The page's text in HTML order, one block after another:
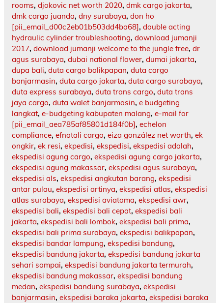
rooms, djokovic net worth 2020, dmk cargo jakarta,
dmk cargo juanda, dny surabaya, don ho
[pii_email_d00c2eb01b503dd4ba68], double acting
hydraulic cylinder troubleshooting, download jumanji
2017, download jumanji welcome to the jungle free, dr
agus surabaya, dubai national flower, dumai jakarta,
dupa bali, duta cargo balikpapan, duta cargo
banjarmasin, duta cargo jakarta, duta cargo surabaya,
duta express surabaya, duta trans cargo, duta trans
jaya cargo, duta walet banjarmasin, e budgeting
langkat, e-budgeting kabupaten malang, e-mail for
[pii_email_aea785af85801d184f0b], echelon
compliance, efnatali cargo, eiza gonzález net worth, ek
ongkir, ek resi, ekpedisi, ekspedisi, ekspedisi adalah,
ekspedisi agung cargo, ekspedisi agung cargo jakarta,
ekspedisi agung makassar, ekspedisi agus surabaya,
ekspedisi als, ekspedisi angkutan barang, ekspedisi
antar pulau, ekspedisi artinya, ekspedisi atlas, ekspedisi
atlas surabaya, ekspedisi aviatama, ekspedisi awr,
ekspedisi bali, ekspedisi bali cepat, ekspedisi bali
jakarta, ekspedisi bali lombok, ekspedisi bali prima,
ekspedisi bali prima surabaya, ekspedisi balikpapan,
ekspedisi bandar lampung, ekspedisi bandung,
ekspedisi bandung jakarta, ekspedisi bandung jakarta
sehari sampai, ekspedisi bandung jakarta termurah,
ekspedisi bandung makassar, ekspedisi bandung
medan, ekspedisi bandung surabaya, ekspedisi
banjarmasin, ekspedisi baraka jakarta, ekspedisi baraka